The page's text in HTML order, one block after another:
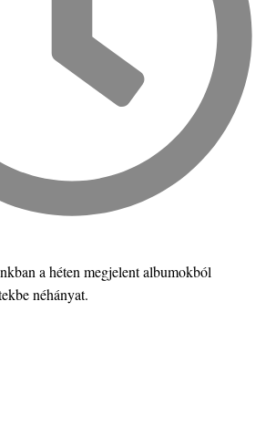
a héten megjelent albumokból
néhányat.